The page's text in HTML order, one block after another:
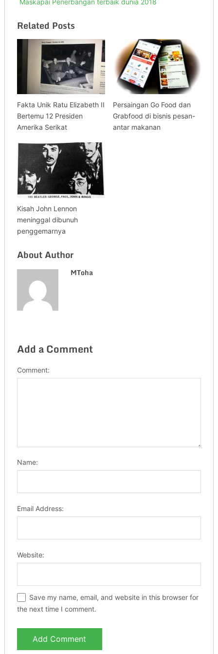
Related Posts
Fakta Unik Ratu Elizabeth II
Bertemu 12 Presiden
Amerika Serikat
Persaingan Go Food dan
Grabfood di bisnis pesan-
antar makanan
Kisah John Lennon
meninggal dibunuh
penggemarnya
About Author
MToha
Add a Comment
Comment:
Name:
Email Address:
Website:
Save my name, email, and website in this browser for
the next time I comment.